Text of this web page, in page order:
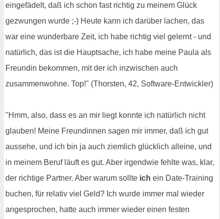
eingefädelt, daß ich schon fast richtig zu meinem Glück
gezwungen wurde ;-) Heute kann ich darüber lachen, das
war eine wunderbare Zeit, ich habe richtig viel gelernt - und
natürlich, das ist die Hauptsache, ich habe meine Paula als
Freundin bekommen, mit der ich inzwischen auch
zusammenwohne. Top!" (Thorsten, 42, Software-Entwickler)
"Hmm, also, dass es an mir liegt konnte ich natürlich nicht
glauben! Meine Freundinnen sagen mir immer, daß ich gut
aussehe, und ich bin ja auch ziemlich glücklich alleine, und
in meinem Beruf läuft es gut. Aber irgendwie fehlte was, klar,
der richtige Partner. Aber warum sollte ich ein Date-Training
buchen, für relativ viel Geld? Ich wurde immer mal wieder
angesprochen, hatte auch immer wieder einen festen